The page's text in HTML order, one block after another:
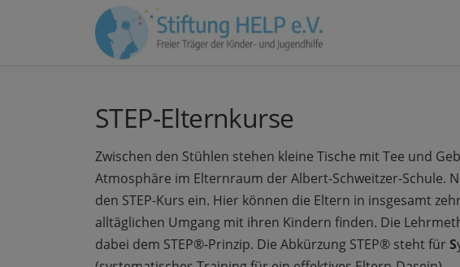
STEP-Elternkurse
Zwischen den Stühlen stehen kleine Tische mit Tee und
Atmosphäre im Elternraum der Albert-Schweitzer-Schule.
den STEP-Kurs ein. Hier können die Eltern in insgesamt
alltäglichen Umgang mit ihren Kindern finden. Die
dabei dem STEP®-Prinzip. Die Abkürzung STEP® steht für S